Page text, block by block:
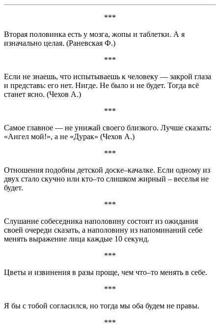
***
Вторая половинка есть у мозга, жопы и таблетки. А я
изначально целая. (Раневская Ф.)
***
Если не знаешь, что испытываешь к человеку — закрой глаза
и представь: его нет. Нигде. Не было и не будет. Тогда всё
станет ясно. (Чехов А.)
***
Самое главное — не унижай своего близкого. Лучше сказать:
«Ангел мой!», а не «Дурак» (Чехов А.)
***
Отношения подобны детской доске–качалке. Если одному из
двух стало скучно или кто–то слишком жирный – веселья не
будет.
***
Слушание собеседника наполовину состоит из ожидания
своей очереди сказать, а наполовину из напоминаний себе
менять выражение лица каждые 10 секунд.
***
Цветы и извинения в разы проще, чем что–то менять в себе.
***
Я бы с тобой согласился, но тогда мы оба будем не правы.
***